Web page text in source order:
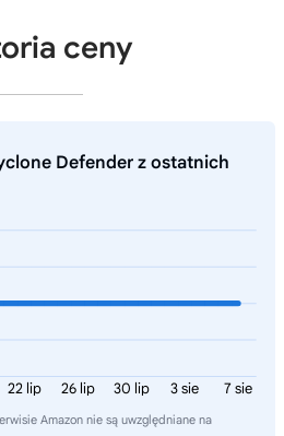
ceny
Defender z ostatnich
7 sie
3 sie
30 lip
26 lip
22 lip
Amazon nie są uwzględniane na